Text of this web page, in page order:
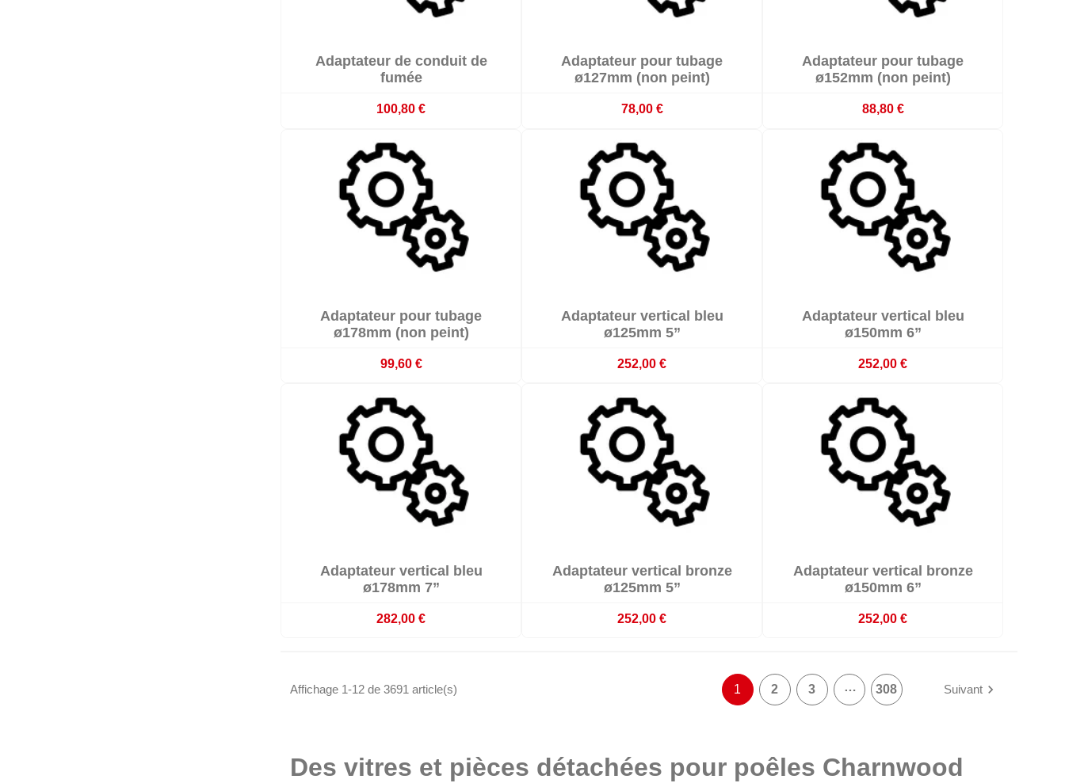
Sur commande : délai 3 à 4 semaines
Adaptateur de conduit de
fumée
100,80 €
Sur commande : délai 3 à 4 semaines
Adaptateur pour tubage
ø127mm (non peint)
78,00 €
Sur commande : délai 3 à 4 semaines
Adaptateur pour tubage
ø152mm (non peint)
88,80 €
Sur commande : délai 3 à 4 semaines
Adaptateur pour tubage
ø178mm (non peint)
99,60 €
Sur commande : délai 3 à 4 semaines
Adaptateur vertical bleu
ø125mm 5”
252,00 €
Sur commande : délai 3 à 4 semaines
Adaptateur vertical bleu
ø150mm 6”
252,00 €
Sur commande : délai 3 à 4 semaines
Adaptateur vertical bleu
ø178mm 7”
282,00 €
Sur commande : délai 3 à 4 semaines
Adaptateur vertical bronze
ø125mm 5”
252,00 €
Sur commande : délai 3 à 4 semaines
Adaptateur vertical bronze
ø150mm 6”
252,00 €
Affichage 1-12 de 3691 article(s) 1 2 3 … 308 Suivant
Des vitres et pièces détachées pour poêles Charnwood